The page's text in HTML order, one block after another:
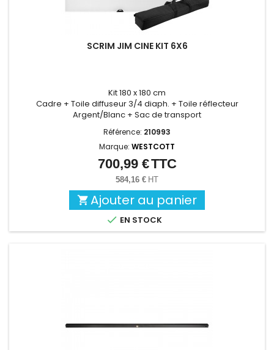
SCRIM JIM CINE KIT 6X6
Kit 180 x 180 cm
Cadre + Toile diffuseur 3/4 diaph. + Toile réflecteur
Argent/Blanc + Sac de transport
Référence: 210993
Marque: WESTCOTT
Prix
700,99 €TTC
584,16 € HT
 Ajouter au panier
 EN STOCK